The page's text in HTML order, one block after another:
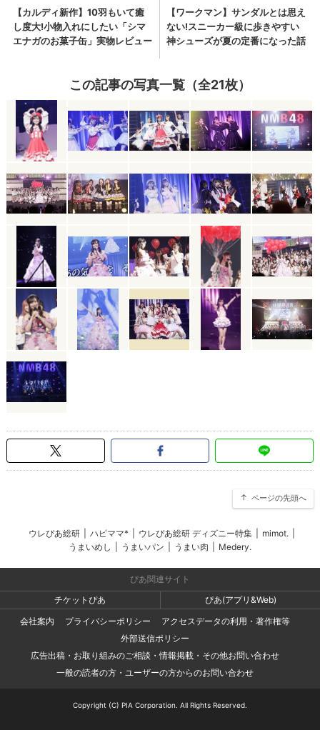
この記事の写真一覧（全21枚）
ページの先頭へ
ウレぴあ総研 ハピママ* ウレぴあ総研 ディズニー特集 mimot.
うまいめし
うまいパン うまい肉 Medery.
ぴあ関連サイト
チケットぴあ
ぴあ(アプリ&Web)
会社案内
プライバシーポリシー
アクセスデータの利用・著作権等
外部送信ポリシー
広告出稿・お取り組みのご相談・情報掲載・その他お問い合わせ
一般の読者の方・ユーザーの方からのお問い合わせ
Copyright (C) PIA Corporation. All Rights Reserved.